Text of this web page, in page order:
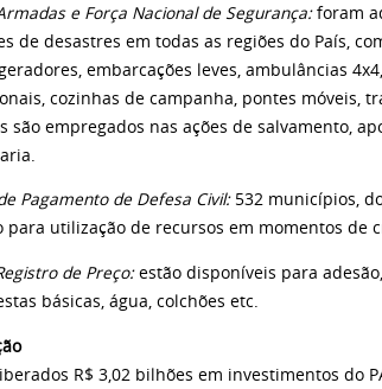
e Força Nacional de Segurança:foram
de desastres em todas as regiões do País,
embarcações leves, ambulâncias
cozinhas de campanha, pontes móveis,
são empregados nas ações de salvamento,
Pagamento de Defesa Civil:532 municípios,
para utilização de recursos em momentos de
de Preço:estão disponíveis para
básicas, água, colchões etc.
R$ 3,02 bilhões em investimentos do